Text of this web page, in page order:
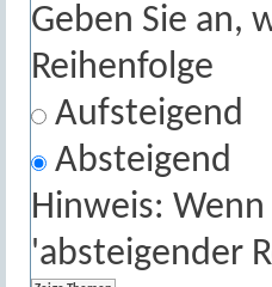
Geben Sie an,
Reihenfolge
Aufsteigend
Absteigend
Hinweis:
'absteigender